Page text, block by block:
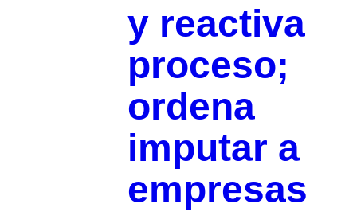
y reactiva
proceso;
ordena
imputar a
empresas